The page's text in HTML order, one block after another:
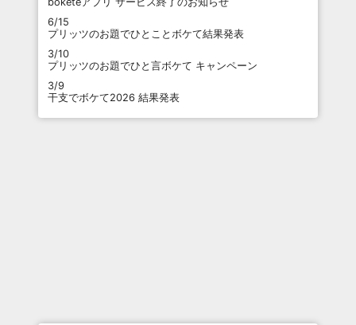
6/15
プリッツのお題でひとことボケて結果発表
3/10
プリッツのお題でひと言ボケて キャンペーン
3/9
干支でボケて2026 結果発表